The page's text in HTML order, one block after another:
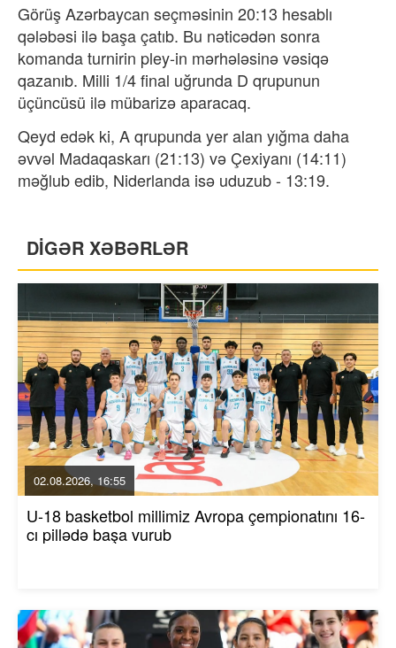
Görüş Azərbaycan seçməsinin 20:13 hesablı
qələbəsi ilə başa çatıb. Bu nəticədən sonra
komanda turnirin pley-in mərhələsinə vəsiqə
qazanıb. Milli 1/4 final uğrunda D qrupunun
üçüncüsü ilə mübarizə aparacaq.
Qeyd edək ki, A qrupunda yer alan yığma daha
əvvəl Madaqaskarı (21:13) və Çexiyanı (14:11)
məğlub edib, Niderlanda isə uduzub - 13:19.
DİGƏR XƏBƏRLƏR
02.08.2026, 16:55
U-18 basketbol millimiz Avropa çempionatını 16-
cı pillədə başa vurub